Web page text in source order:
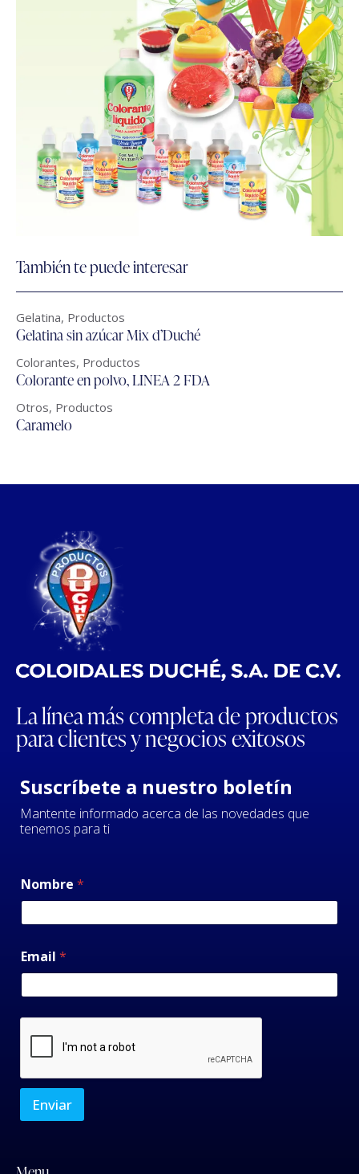
También te puede interesar
Gelatina, Productos
Gelatina sin azúcar Mix d’Duché
Colorantes, Productos
Colorante en polvo, LINEA 2 FDA
Otros, Productos
Caramelo
La línea más completa de productos
para clientes y negocios exitosos
Suscríbete a nuestro boletín
Mantente informado acerca de las novedades que
tenemos para ti
Nombre *
Email *
Enviar